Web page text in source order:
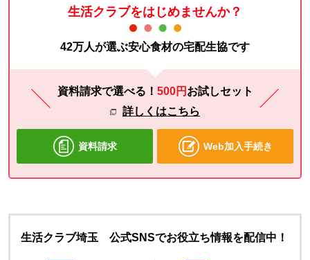
生活クラブをはじめませんか？
42万人が選ぶ安心食材の宅配生協です
資料請求で選べる！ 500円 お試しセット
詳しくはこちら
資料請求 Web加入手続き
生活クラブ埼玉 公式SNSでお役立ち情報を配信中！